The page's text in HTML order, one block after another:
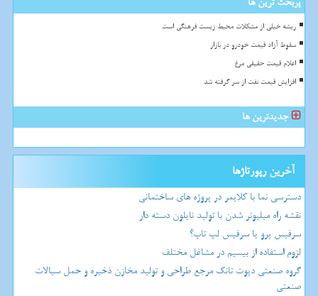
ریشه خیلی از مشکلات محیط زیست فرهنگی است
سقوط آزاد قیمت خودرو در بازار
اعلام قیمت حقیقی مرغ
افزایش قیمت نفت از سر گرفته شد
جدیدترین ها
آخرین رپورتاژها
دسترسی نما با کلایمر در پروژه های ساختمانی
نقشه راه میلیونر شدن با تولید نایلون دسته دار
سرفیس پرو یا سرفیس لپ تاپ؟
لزوم استفاده از بیسیم در مشاغل مختلف
گروه صنعتی دپوت تانک مرجع طراحی و تولید مخازن ذخیره و حمل سیالات
صنعتی